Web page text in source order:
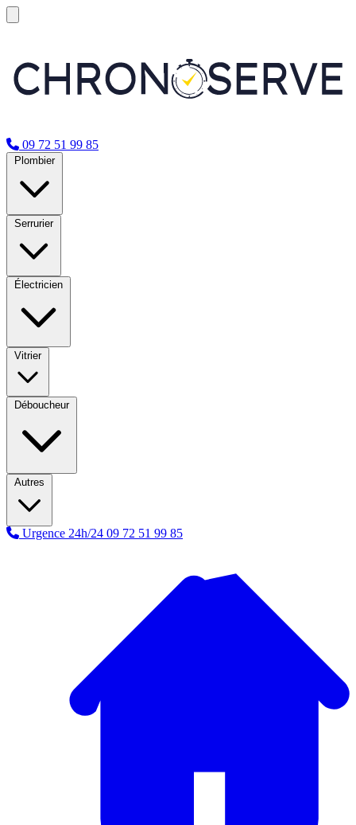
09 72 51 99 85
Plombier
Serrurier
Électricien
Vitrier
Déboucheur
Autres
Urgence 24h/24 09 72 51 99 85